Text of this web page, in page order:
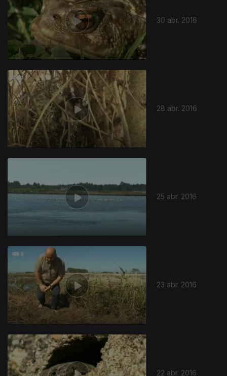
30 abr. 2016
28 abr. 2016
25 abr. 2016
23 abr. 2016
22 abr. 2016
232822